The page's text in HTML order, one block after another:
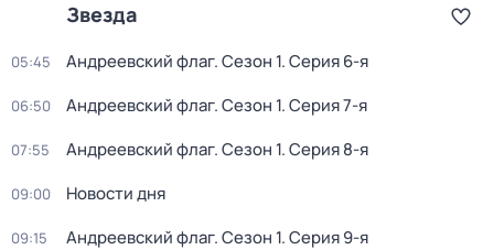
Звезда
05:45 Aндреeвский флаг. Сезон 1. Серия 6-я
06:50 Aндреeвский флаг. Сезон 1. Серия 7-я
07:55 Aндреeвский флаг. Сезон 1. Серия 8-я
09:00 Новости дня
09:15 Aндреeвский флаг. Сезон 1. Серия 9-я